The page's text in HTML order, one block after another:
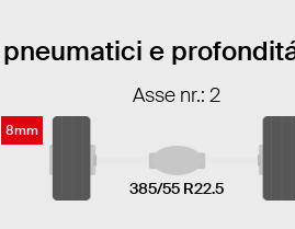
e
Asse nr.: 2
8mm
385/55 R22.5